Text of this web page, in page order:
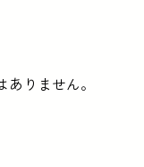
りません。